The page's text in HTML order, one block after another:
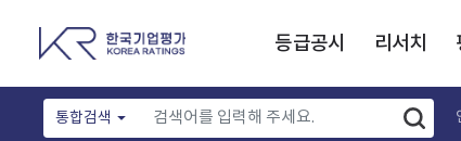
등급공시 리서치
통합검색